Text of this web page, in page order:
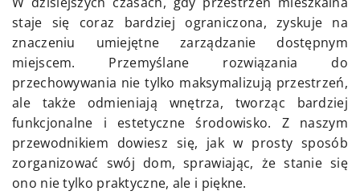
staje się coraz bardziej ograniczona, zyskuje na
znaczeniu umiejętne zarządzanie dostępnym
miejscem. Przemyślane rozwiązania do
przechowywania nie tylko maksymalizują przestrzeń,
ale także odmieniają wnętrza, tworząc bardziej
funkcjonalne i estetyczne środowisko. Z naszym
przewodnikiem dowiesz się, jak w prosty sposób
zorganizować swój dom, sprawiając, że stanie się
ono nie tylko praktyczne, ale i piękne.